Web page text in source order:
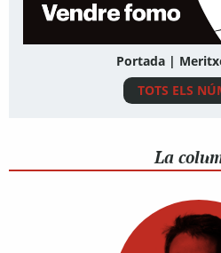
Portada |
TOTS ELS
La